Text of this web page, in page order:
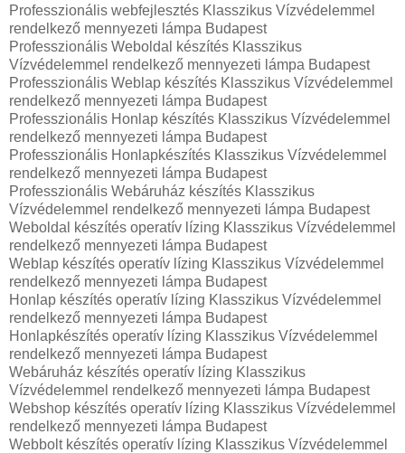
Professzionális webfejlesztés Klasszikus Vízvédelemmel
rendelkező mennyezeti lámpa Budapest
Professzionális Weboldal készítés Klasszikus
Vízvédelemmel rendelkező mennyezeti lámpa Budapest
Professzionális Weblap készítés Klasszikus Vízvédelemmel
rendelkező mennyezeti lámpa Budapest
Professzionális Honlap készítés Klasszikus Vízvédelemmel
rendelkező mennyezeti lámpa Budapest
Professzionális Honlapkészítés Klasszikus Vízvédelemmel
rendelkező mennyezeti lámpa Budapest
Professzionális Webáruház készítés Klasszikus
Vízvédelemmel rendelkező mennyezeti lámpa Budapest
Weboldal készítés operatív lízing Klasszikus Vízvédelemmel
rendelkező mennyezeti lámpa Budapest
Weblap készítés operatív lízing Klasszikus Vízvédelemmel
rendelkező mennyezeti lámpa Budapest
Honlap készítés operatív lízing Klasszikus Vízvédelemmel
rendelkező mennyezeti lámpa Budapest
Honlapkészítés operatív lízing Klasszikus Vízvédelemmel
rendelkező mennyezeti lámpa Budapest
Webáruház készítés operatív lízing Klasszikus
Vízvédelemmel rendelkező mennyezeti lámpa Budapest
Webshop készítés operatív lízing Klasszikus Vízvédelemmel
rendelkező mennyezeti lámpa Budapest
Webbolt készítés operatív lízing Klasszikus Vízvédelemmel